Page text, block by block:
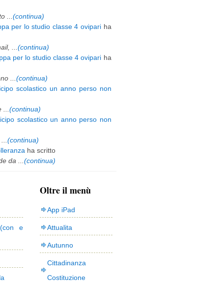
... (continua)
per lo studio classe 4 ovipariha
... (continua)
per lo studio classe 4 ovipari ha
... (continua)
scolastico un anno perso non
(continua)
scolastico un anno perso non
(continua)
ha scritto
da ... (continua)
e
Oltre il menù
App iPad
Attualita
Autunno
Cittadinanza
Costituzione